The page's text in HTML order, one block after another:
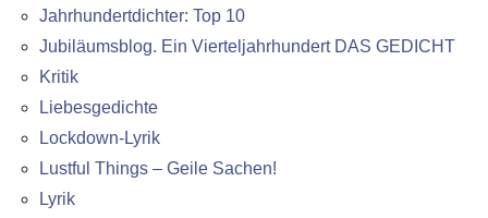
Jahrhundertdichter: Top 10
Jubiläumsblog. Ein Vierteljahrhundert DAS GEDICHT
Kritik
Liebesgedichte
Lockdown-Lyrik
Lustful Things – Geile Sachen!
Lyrik